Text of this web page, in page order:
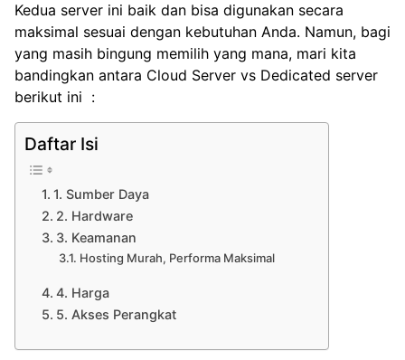
Kedua server ini baik dan bisa digunakan secara
maksimal sesuai dengan kebutuhan Anda. Namun, bagi
yang masih bingung memilih yang mana, mari kita
bandingkan antara Cloud Server vs Dedicated server
berikut ini :
Daftar Isi
1. Sumber Daya
2. Hardware
3. Keamanan
Hosting Murah, Performa Maksimal
4. Harga
5. Akses Perangkat